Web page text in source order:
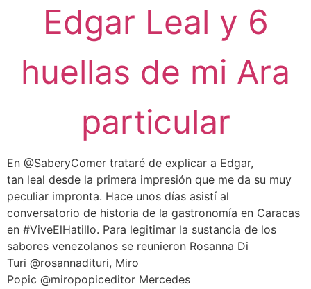
Edgar Leal y 6
huellas de mi Ara
particular
En @SaberyComer trataré de explicar a Edgar,
tan leal desde la primera impresión que me da su muy
peculiar impronta. Hace unos días asistí al
conversatorio de historia de la gastronomía en Caracas
en #ViveElHatillo. Para legitimar la sustancia de los
sabores venezolanos se reunieron Rosanna Di
Turi @rosannadituri, Miro
Popic @miropopiceditor Mercedes